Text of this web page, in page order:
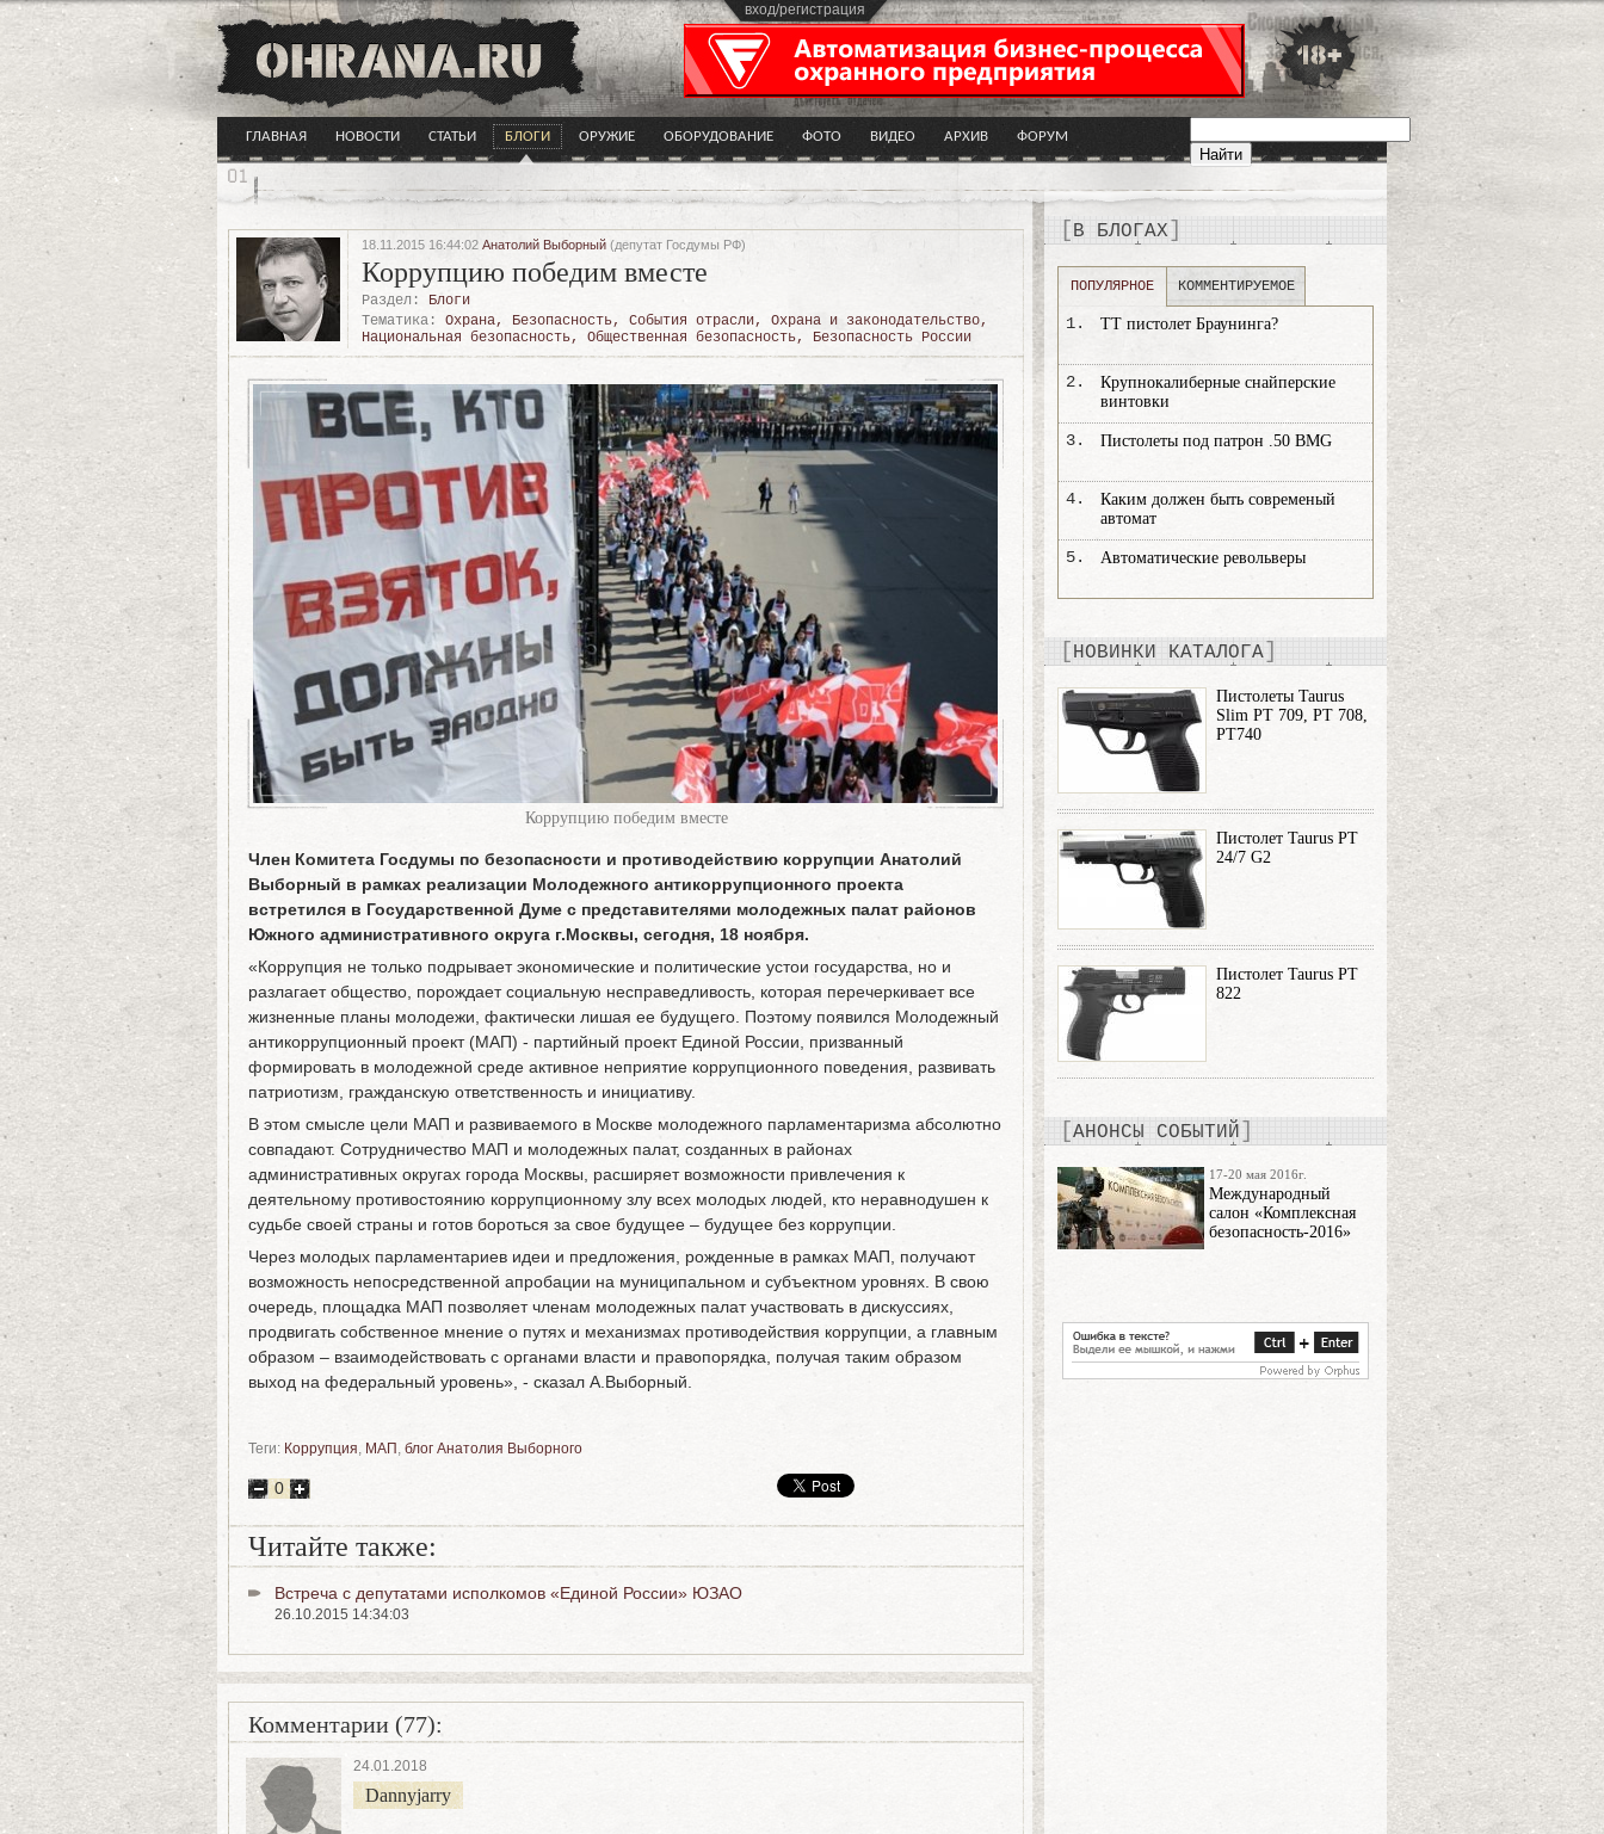
вход/регистрация
ГЛАВНАЯ НОВОСТИ СТАТЬИ БЛОГИ ОРУЖИЕ ОБОРУДОВАНИЕ ФОТО ВИДЕО АРХИВ ФОРУМ
18.11.2015 16:44:02 Анатолий Выборный (депутат Госдумы РФ)
Коррупцию победим вместе
Раздел:
Блоги
Тематика:
Охрана, Безопасность, События отрасли, Охрана и законодательство,
Национальная безопасность, Общественная безопасность, Безопасность России
Коррупцию победим вместе
Член Комитета Госдумы по безопасности и противодействию коррупции Анатолий
Выборный в рамках реализации Молодежного антикоррупционного проекта
встретился в Государственной Думе с представителями молодежных палат районов
Южного административного округа г.Москвы, сегодня, 18 ноября.
«Коррупция не только подрывает экономические и политические устои государства, но и
разлагает общество, порождает социальную несправедливость, которая перечеркивает все
жизненные планы молодежи, фактически лишая ее будущего. Поэтому появился Молодежный
антикоррупционный проект (МАП) - партийный проект Единой России, призванный
формировать в молодежной среде активное неприятие коррупционного поведения, развивать
патриотизм, гражданскую ответственность и инициативу.
В этом смысле цели МАП и развиваемого в Москве молодежного парламентаризма абсолютно
совпадают. Сотрудничество МАП и молодежных палат, созданных в районах
административных округах города Москвы, расширяет возможности привлечения к
деятельному противостоянию коррупционному злу всех молодых людей, кто неравнодушен к
судьбе своей страны и готов бороться за свое будущее – будущее без коррупции.
Через молодых парламентариев идеи и предложения, рожденные в рамках МАП, получают
возможность непосредственной апробации на муниципальном и субъектном уровнях. В свою
очередь, площадка МАП позволяет членам молодежных палат участвовать в дискуссиях,
продвигать собственное мнение о путях и механизмах противодействия коррупции, а главным
образом – взаимодействовать с органами власти и правопорядка, получая таким образом
выход на федеральный уровень», - сказал А.Выборный.
Теги: Коррупция, МАП , блог Анатолия Выборного
0
Читайте также:
Встреча с депутатами исполкомов «Единой России» ЮЗАО
26.10.2015 14:34:03
Комментарии (77):
24.01.2018
Dannyjarry
В БЛОГАХ
ПОПУЛЯРНОЕ КОММЕНТИРУЕМОЕ
ТТ пистолет Браунинга?
1.
Крупнокалиберные снайперские
винтовки
2.
Пистолеты под патрон .50 BMG
3.
Каким должен быть современый
автомат
4.
Автоматические револьверы
5.
НОВИНКИ КАТАЛОГА
Пистолеты Taurus
Slim PT 709, PT 708,
PT740
Пистолет Taurus PT
24/7 G2
Пистолет Taurus PT
822
АНОНСЫ СОБЫТИЙ
17-20 мая 2016г.
Международный
салон «Комплексная
безопасность-2016»